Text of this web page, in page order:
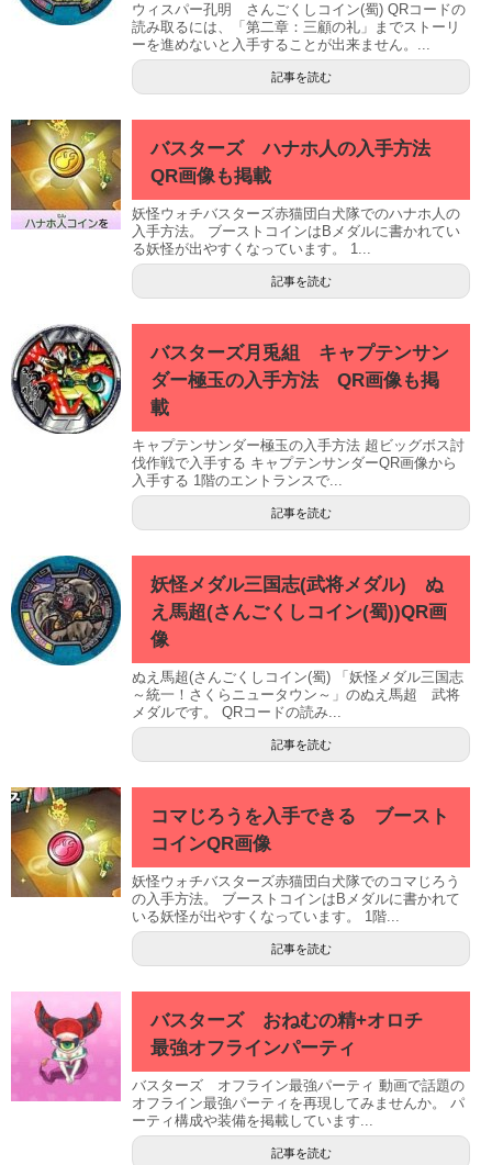
ウィスパー孔明 さんごくしコイン(蜀) QRコードの
読み取るには、「第二章：三顧の礼」までストーリ
ーを進めないと入手することが出来ません。...
記事を読む
バスターズ ハナホ人の入手方法
QR画像も掲載
妖怪ウォチバスターズ赤猫団白犬隊でのハナホ人の
入手方法。 ブーストコインはBメダルに書かれてい
る妖怪が出やすくなっています。 1...
記事を読む
バスターズ月兎組 キャプテンサン
ダー極玉の入手方法 QR画像も掲
載
キャプテンサンダー極玉の入手方法 超ビッグボス討
伐作戦で入手する キャプテンサンダーQR画像から
入手する 1階のエントランスで...
記事を読む
妖怪メダル三国志(武将メダル) ぬ
え馬超(さんごくしコイン(蜀))QR画
像
ぬえ馬超(さんごくしコイン(蜀) 「妖怪メダル三国志
～統一！さくらニュータウン～」のぬえ馬超 武将
メダルです。 QRコードの読み...
記事を読む
コマじろうを入手できる ブースト
コインQR画像
妖怪ウォチバスターズ赤猫団白犬隊でのコマじろう
の入手方法。 ブーストコインはBメダルに書かれて
いる妖怪が出やすくなっています。 1階...
記事を読む
バスターズ おねむの精+オロチ
最強オフラインパーティ
バスターズ オフライン最強パーティ 動画で話題の
オフライン最強パーティを再現してみませんか。 パ
ーティ構成や装備を掲載しています...
記事を読む